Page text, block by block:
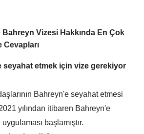
Bahreyn Vizesi Hakkında En Çok
seyahat etmek için vize gerekiyor
Bahreyn'e seyahat etmesi
yılından itibaren Bahreyn'e
başlamıştır.